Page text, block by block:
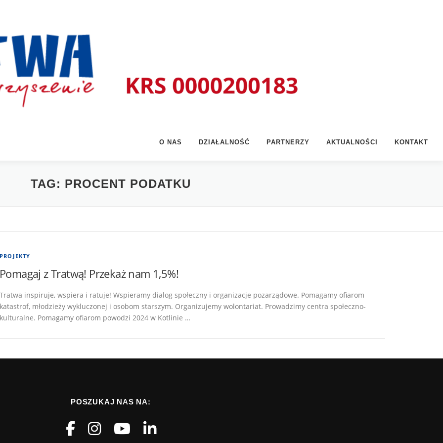
O NAS DZIAŁALNOŚĆ PARTNERZY AKTUALNOŚCI KONTAKT
TAG: PROCENT PODATKU
PROJEKTY
Pomagaj z Tratwą! Przekaż nam 1,5%!
Tratwa inspiruje, wspiera i ratuje! Wspieramy dialog społeczny i organizacje pozarządowe. Pomagamy ofiarom
katastrof, młodzieży wykluczonej i osobom starszym. Organizujemy wolontariat. Prowadzimy centra społeczno-
kulturalne. Pomagamy ofiarom powodzi 2024 w Kotlinie …
POSZUKAJ NAS NA: